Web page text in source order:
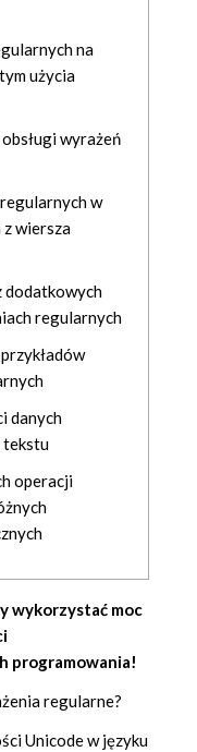
na
użycia
wyrażeń
w
z wiersza
dodatkowych
regularnych
danych
tekstu
operacji
wykorzystać moc
programowania!
regularne?
Unicode w języku